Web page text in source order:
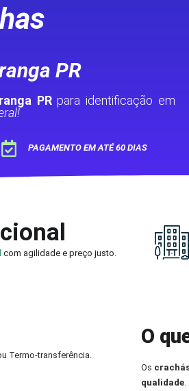
PR
PRpara identificação em
PAGAMENTO EM ATÉ 60 DIAS
com agilidade e preço justo.
Termo-transferência.
O
Os
qualidade.